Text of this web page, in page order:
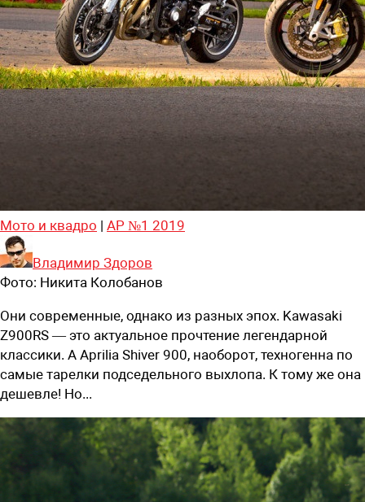
Мото и квадро | АР №1 2019
Владимир Здоров
Фото: Никита Колобанов
Они современные, однако из разных эпох. Kawasaki
Z900RS — это актуальное прочтение легендарной
классики. А Aprilia Shiver 900, наоборот, техногенна по
самые тарелки подседельного выхлопа. К тому же она
дешевле! Но...